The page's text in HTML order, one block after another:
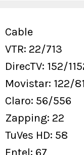
Cable
VTR: 22/713
DirecTV: 152/
Movistar: 122/
Claro: 56/556
Zapping: 22
TuVes HD: 58